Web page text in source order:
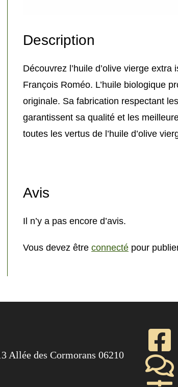
Description
Découvrez l’huile d’olive vierge
François Roméo. L’huile biologique
originale. Sa fabrication respectant
garantissent sa qualité et les
toutes les vertus de l’huile d’olive
Avis
Il n’y a pas encore d’avis.
Vous devez être connecté pour
Allée des Cormorans 06210